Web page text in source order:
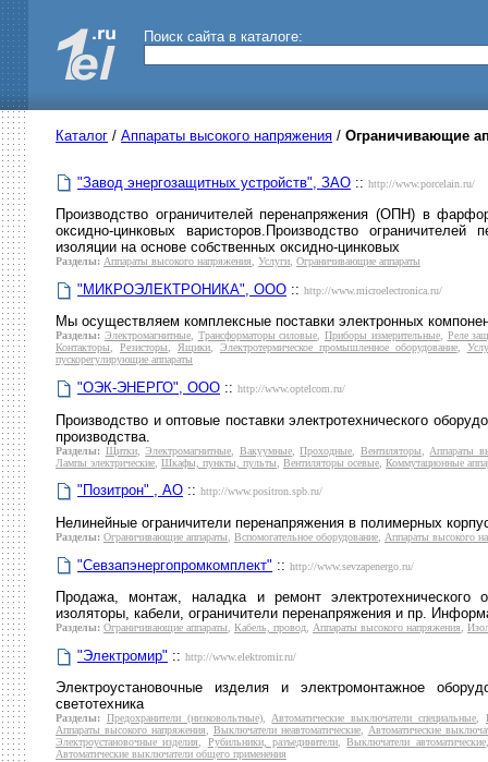
Поиск сайта в каталоге:
Каталог / Аппараты высокого напряжения / Ограничивающие
"Завод энергозащитных устройств", ЗАО :: http://www.porcelain.ru/
Производство ограничителей перенапряжения (ОПН) в
оксидно-цинковых варисторов.Производство
изоляции на основе собственных оксидно-цинковых
Разделы: Аппараты высокого напряжения, Услуги, Ограничивающие аппараты
"МИКРОЭЛЕКТРОНИКА", ООО :: http://www.microelectronica.ru/
Мы осуществляем комплексные поставки электронных
Разделы: Электромагнитные, Трансформаторы силовые, Приборы измерительные, Реле
Контакторы, Резисторы, Ящики, Электротермическое промышленное оборудование,
пускорегулирующие аппараты
"ОЭК-ЭНЕРГО", ООО :: http://www.optelcom.ru/
Производство и оптовые поставки электротехнического
производства.
Разделы: Щитки,Электромагнитные Вакуумные,Проходные Вентиляторы
Аппараты
Лампы электрические Шкафы, пункты, пульты Вентиляторы осевые Коммутационные
"Позитрон" , АО :: http://www.positron.spb.ru/
Нелинейные ограничители перенапряжения в полимерных
Разделы: Ограничивающие аппараты Вспомогательное оборудование Аппараты высокого
"Севзапэнергопромкомплект" :: http://www.sevzapenergo.ru/
Продажа, монтаж, наладка и ремонт электротехнического
изоляторы, кабели, ограничители перенапряжения и пр.
Разделы: Ограничивающие аппараты Кабель, провод Аппараты высокого напряжения
"Электромир" :: http://www.elektromir.ru/
Электроустановочные изделия и электромонтажное
светотехника
Разделы: Предохранители (низковольтные),Автоматические выключатели специальные,
Аппараты высокого напряжения, Выключатели неавтоматические, Автоматические
Электроустановочные изделия, Рубильники, разъединители,Выключатели автоматические
Автоматические выключатели общего применения